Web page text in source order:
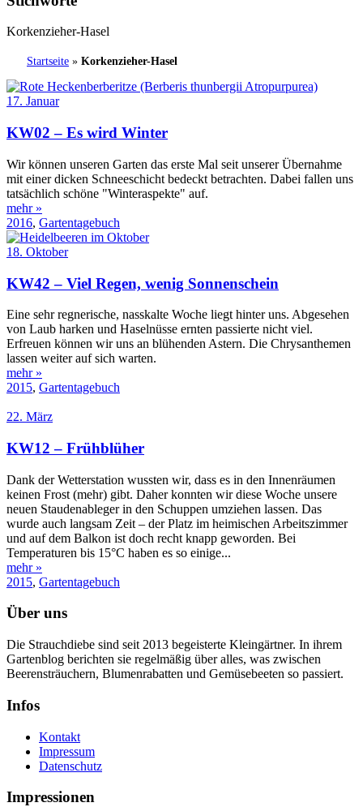
Korkenzieher-Hasel
Startseite » Korkenzieher-Hasel
17. Januar
KW02 – Es wird Winter
Wir können unseren Garten das erste Mal seit unserer Übernahme
mit einer dicken Schneeschicht bedeckt betrachten. Dabei fallen uns
tatsächlich schöne "Winteraspekte" auf.
mehr »
2016, Gartentagebuch
18. Oktober
KW42 – Viel Regen, wenig Sonnenschein
Eine sehr regnerische, nasskalte Woche liegt hinter uns. Abgesehen
von Laub harken und Haselnüsse ernten passierte nicht viel.
Erfreuen können wir uns an blühenden Astern. Die Chrysanthemen
lassen weiter auf sich warten.
mehr »
2015, Gartentagebuch
22. März
KW12 – Frühblüher
Dank der Wetterstation wussten wir, dass es in den Innenräumen
keinen Frost (mehr) gibt. Daher konnten wir diese Woche unsere
neuen Staudenableger in den Schuppen umziehen lassen. Das
wurde auch langsam Zeit – der Platz im heimischen Arbeitszimmer
und auf dem Balkon ist doch recht knapp geworden. Bei
Temperaturen bis 15°C haben es so einige...
mehr »
2015, Gartentagebuch
Über uns
Die Strauchdiebe sind seit 2013 begeisterte Kleingärtner. In ihrem
Gartenblog berichten sie regelmäßig über alles, was zwischen
Beerensträuchern, Blumenrabatten und Gemüsebeeten so passiert.
Infos
Kontakt
Impressum
Datenschutz
Impressionen